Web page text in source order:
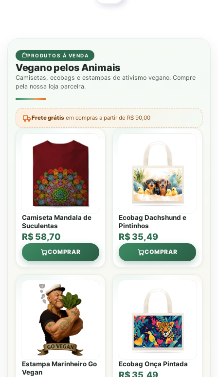
PRODUTOS À VENDA
Vegano pelos Animais
Camisetas, ecobags e estampas de ativismo vegano. Compre
pela nossa loja parceira.
Frete grátis em compras a partir de R$ 90,00
Camiseta Mandala de
Suculentas
R$ 58,70
COMPRAR
Ecobag Dachshund e
Pintinhos
R$ 35,49
COMPRAR
Estampa Marinheiro Go
Vegan
Ecobag Onça Pintada
R$ 35,49